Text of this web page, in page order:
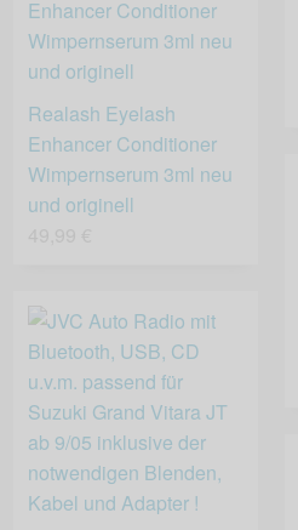
Realash Eyelash
Enhancer Conditioner
Wimpernserum 3ml neu
und originell